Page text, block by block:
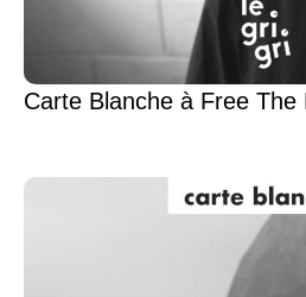
Carte Blanche à Free The